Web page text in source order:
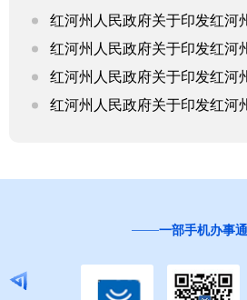
红河州人民政府关于印发红河州贯彻落实计量发展规划
红河州人民政府关于印发红河州贯彻落实计量发展规划
红河州人民政府关于印发红河州贯彻落实计量发展规划
红河州人民政府关于印发红河州贯彻落实计量发展规划
“互联网+督查”